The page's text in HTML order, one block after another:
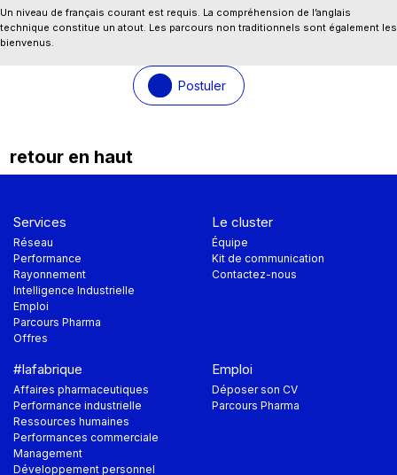
Un niveau de français courant est requis. La compréhension de l’anglais
technique constitue un atout. Les parcours non traditionnels sont également les
bienvenus.
Postuler
retour en haut
Services
Réseau
Performance
Rayonnement
Intelligence Industrielle
Emploi
Parcours Pharma
Offres
Le cluster
Équipe
Kit de communication
Contactez-nous
#lafabrique
Affaires pharmaceutiques
Performance industrielle
Ressources humaines
Performances commerciale
Management
Développement personnel
Emploi
Déposer son CV
Parcours Pharma